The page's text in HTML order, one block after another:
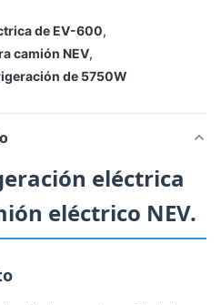
de EV-600,
camión NEV,
de 5750W
eléctrica
eléctrico NEV.